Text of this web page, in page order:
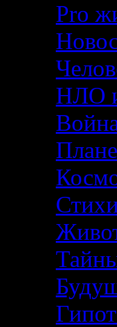
Pro
НЛО